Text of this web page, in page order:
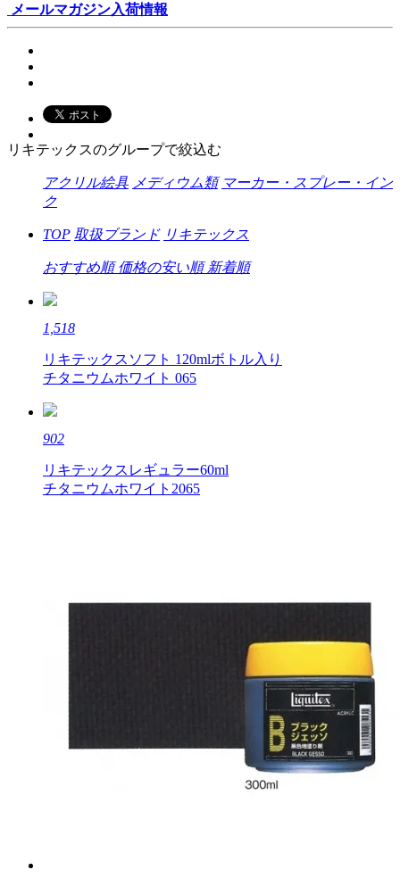
メールマガジン入荷情報
リキテックスのグループで絞込む
アクリル絵具 メディウム類 マーカー・スプレー・イン
ク
TOP 取扱ブランド リキテックス
おすすめ順 価格の安い順 新着順
1,518
リキテックスソフト 120mlボトル入り
チタニウムホワイト 065
902
リキテックスレギュラー60ml
チタニウムホワイト2065